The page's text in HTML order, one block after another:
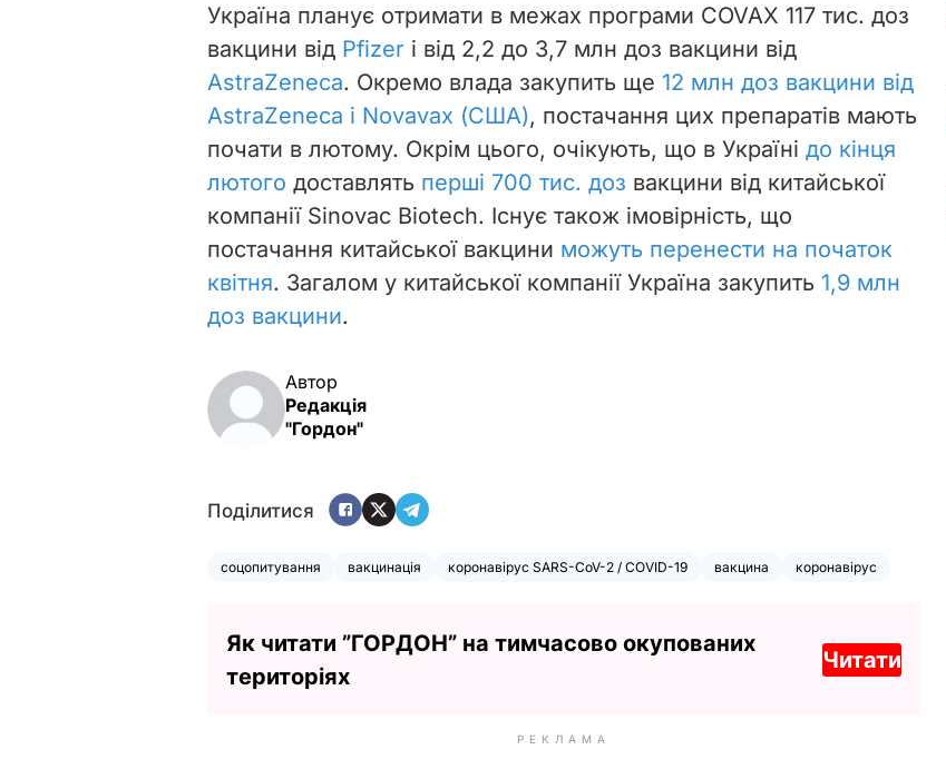
Україна планує отримати в межах програми COVAX 117 тис. доз
вакцини від Pfizer і від 2,2 до 3,7 млн доз вакцини від
AstraZeneca. Окремо влада закупить ще 12 млн доз вакцини від
АstraZeneca і Novavax (США), постачання цих препаратів мають
почати в лютому. Окрім цього, очікують, що в Україні до кінця
лютого доставлять перші 700 тис. доз вакцини від китайської
компанії Sinovac Biotech. Існує також імовірність, що
постачання китайської вакцини можуть перенести на початок
квітня. Загалом у китайської компанії Україна закупить 1,9 млн
доз вакцини.
Автор
Редакція
"Гордон"
Поділитися
соцопитування вакцинація коронавірус SARS-CoV-2 / COVID-19 вакцина коронавірус
Як читати ”ГОРДОН” на тимчасово окупованих
територіях
Читати
РЕКЛАМА